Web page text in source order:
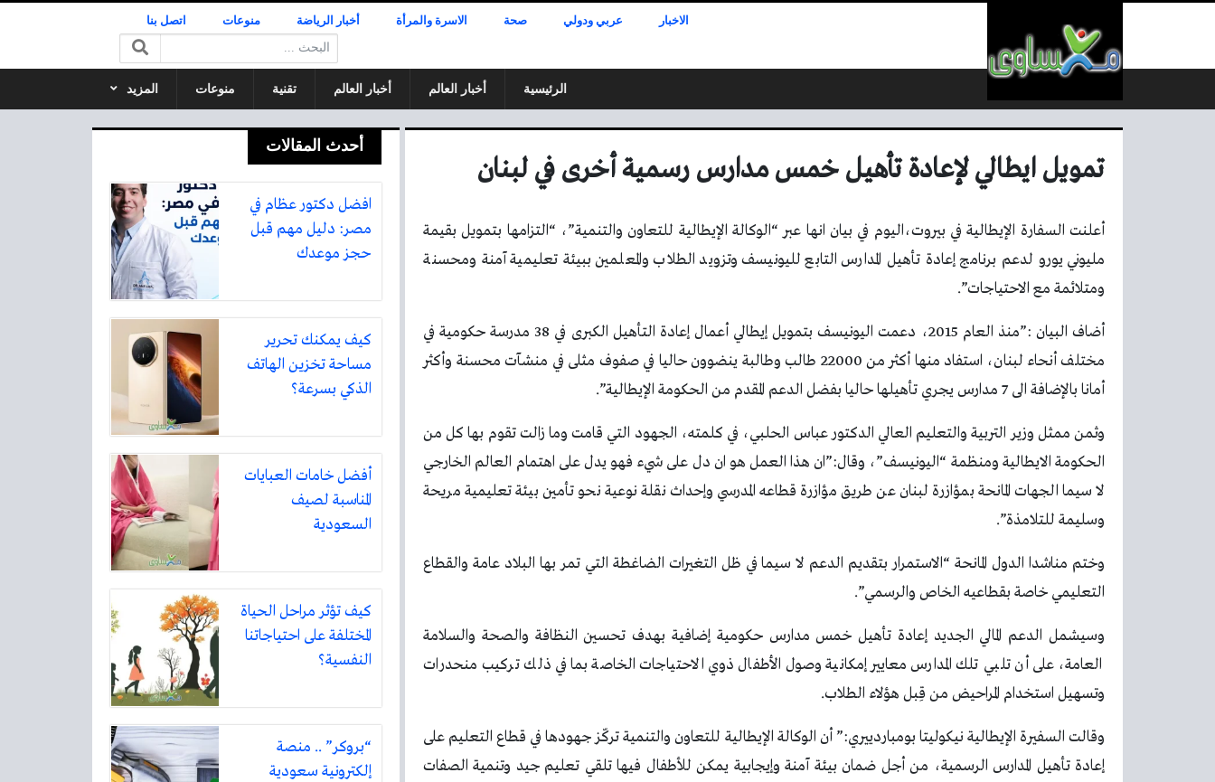
الاخبار عربي ودولي صحة الاسرة والمرأة أخبار الرياضة منوعات اتصل بنا
البحث:
الرئيسية أخبار العالم أخبار العالم تقنية منوعات المزيد
تمويل ايطالي لإعادة تأهيل خمس مدارس رسمية أخرى في لبنان
أعلنت السفارة الإيطالية في بيروت،اليوم في بيان انها عبر “الوكالة الإيطالية للتعاون والتنمية”، “التزامها بتمويل بقيمة
مليوني يورو لدعم برنامج إعادة تأهيل المدارس التابع لليونيسف وتزويد الطلاب والمعلمين ببيئة تعليمية آمنة ومحسنة
ومتلائمة مع الاحتياجات”.
أضاف البيان :”منذ العام 2015، دعمت اليونيسف بتمويل إيطالي أعمال إعادة التأهيل الكبرى في 38 مدرسة حكومية في
مختلف أنحاء لبنان، استفاد منها أكثر من 22000 طالب وطالبة ينضوون حاليا في صفوف مثلى في منشآت محسنة وأكثر
أمانا بالإضافة الى 7 مدارس يجري تأهيلها حاليا بفضل الدعم المقدم من الحكومة الإيطالية”.
وثمن ممثل وزير التربية والتعليم العالي الدكتور عباس الحلبي، في كلمته، الجهود التي قامت وما زالت تقوم بها كل من
الحكومة الايطالية ومنظمة “اليونيسف”، وقال:”ان هذا العمل هو ان دل على شيء فهو يدل على اهتمام العالم الخارجي
لا سيما الجهات المانحة بمؤازرة لبنان عن طريق مؤازرة قطاعه المدرسي وإحداث نقلة نوعية نحو تأمين بيئة تعليمية مريحة
وسليمة للتلامذة”.
وختم مناشدا الدول المانحة “الاستمرار بتقديم الدعم لا سيما في ظل التغيرات الضاغطة التي تمر بها البلاد عامة والقطاع
التعليمي خاصة بقطاعيه الخاص والرسمي”.
وسيشمل الدعم المالي الجديد إعادة تأهيل خمس مدارس حكومية إضافية بهدف تحسين النظافة والصحة والسلامة
العامة، على أن تلبي تلك المدارس معايير إمكانية وصول الأطفال ذوي الاحتياجات الخاصة بما في ذلك تركيب منحدرات
وتسهيل استخدام المراحيض من قِبل هؤلاء الطلاب.
وقالت السفيرة الإيطالية نيكوليتا بومباردييري:” أن الوكالة الإيطالية للتعاون والتنمية تركّز جهودها في قطاع التعليم على
إعادة تأهيل المدارس الرسمية، من أجل ضمان بيئة آمنة وإيجابية يمكن للأطفال فيها تلقي تعليم جيد وتنمية الصفات
أحدث المقالات
افضل دكتور عظام في
مصر: دليل مهم قبل
حجز موعدك
كيف يمكنك تحرير
مساحة تخزين الهاتف
الذكي بسرعة؟
أفضل خامات العبايات
المناسبة لصيف
السعودية
كيف تؤثر مراحل الحياة
المختلفة على احتياجاتنا
النفسية؟
“بروكر” .. منصة
إلكترونية سعودية